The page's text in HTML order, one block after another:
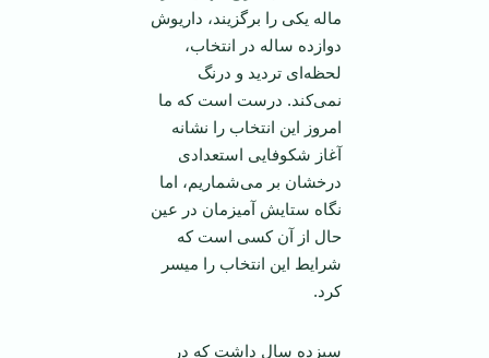
ماله یکی را برگزیند، داریوش
دوازده ساله در انتخاب،
لحظه‌ای تردید و درنگ
نمی‌کند. درست است که ما
امروز این انتخاب را نشانه
آغاز شکوفایی استعدادی
درخشان بر می‌شماریم، اما
نگاه ستایش آمیزمان در عین
حال از آن کسی است که
شرایط این انتخاب را میسر
کرد.
سیزده سال داشت که در